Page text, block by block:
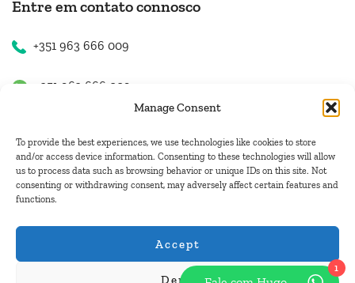
Manage Consent
To provide the best experiences, we use technologies like cookies to store
and/or access device information. Consenting to these technologies will allow
us to process data such as browsing behavior or unique IDs on this site. Not
consenting or withdrawing consent, may adversely affect certain features and
functions.
Accept
Deny
Entre em contato connosco
+351 963 666 009
+351 963 666 009
Contacte-nos
1